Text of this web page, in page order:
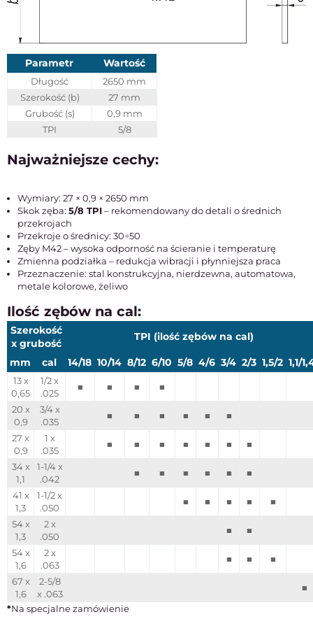
Parametr Wartość
Długość
2650 mm
Szerokość (b)
27 mm
Grubość (s)
0,9 mm
TPI
5/8
Najważniejsze cechy:
Wymiary: 27 × 0,9 × 2650 mm
Skok zęba: 5/8 TPI– rekomendowany do detali o średnich
przekrojach
Przekroje o średnicy: 30÷50
Zęby M42 – wysoka odporność na ścieranie i temperaturę
Zmienna podziałka – redukcja wibracji i płynniejsza praca
Przeznaczenie: stal konstrukcyjna, nierdzewna, automatowa,
metale kolorowe, żeliwo
Ilość zębów na cal:
Szerokość
x grubość
TPI (ilość zębów na cal)
mm cal 14/18 10/14 8/12 6/10 5/8 4/6 3/4 2/3 1,5/2 1,1/
13 x
0,65
1/2 x
.025
■ ■ ■
■
20 x
0,9
3/4 x
.035
■ ■ ■ ■ ■
■
27 x
0,9
1 x
.035
■ ■ ■ ■ ■ ■
■
34 x
1,1
1-1/4 x
.042
■ ■ ■ ■ ■
■
41 x
1,3
1-1/2 x
.050
■ ■ ■ ■
■
54 x
1,3
2 x
.050
■
■
54 x
1,6
2 x
.063
■ ■
■
67 x
1,6
2-5/8
x .063
■
*Na specjalne zamówienie